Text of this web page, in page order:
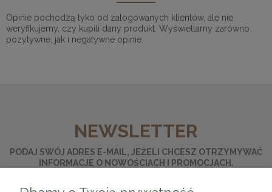
Opinie pochodzą tyko od zalogowanych klientów, ale nie
weryfikujemy, czy kupili dany produkt. Wyświetlamy zarówno
pozytywne, jak i negatywne opinie.
NEWSLETTER
PODAJ SWÓJ ADRES E-MAIL, JEŻELI CHCESZ OTRZYMYWAĆ
INFORMACJE O NOWOŚCIACH I PROMOCJACH.